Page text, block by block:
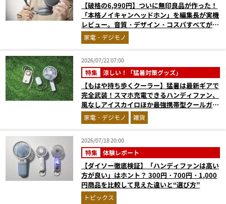
【破格の6,990円】ついに無印良品が作った！
「本格ノイキャンヘッドホン」を編集長が実機
レビュー。音質・デザイン・コスパすべてが大
正解だった『コレ買いです』Vol.171
家電・デジモノ
2026/07/22 07:00
特集 涼しい！「猛暑対策グッズ」
【もはや持ち歩くクーラー】猛暑は最新ギアで
完全武装！スマホ充電できるハンディファン、
風なしアイスカイロほか最強携帯型クールガジ
ェット4選
家電・デジモノ 雑貨
2026/07/18 20:00
特集 体験レポート
【ダイソー徹底検証】「ハンディファンは高い
方が良い」はホント？ 300円・700円・1,000
円商品を比較して見えた違いと“選び方”
トピックス